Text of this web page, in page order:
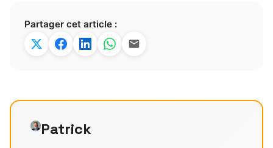
Partager cet article :
Patrick